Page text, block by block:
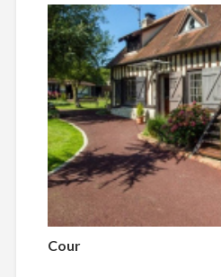
Cour